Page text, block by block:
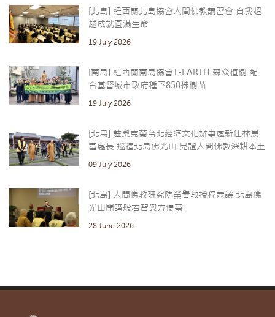
[北島] 紐西蘭北島協會人間佛教講習會 自我超
越成就圓滿生命
19 July 2026
[南島] 紐西蘭南島協會T-EARTH 森众植樹 配
合基督城市政府種下850株樹苗
19 July 2026
[北島] 駐奧克蘭台北經濟文化辦事處新任林晨
富處長 巡禮北島佛光山 見證人間佛教深耕本土
09 July 2026
[北島] 人間佛教研究院榮譽教授程恭讓 北島佛
光山開講般若智與方便慧
28 June 2026